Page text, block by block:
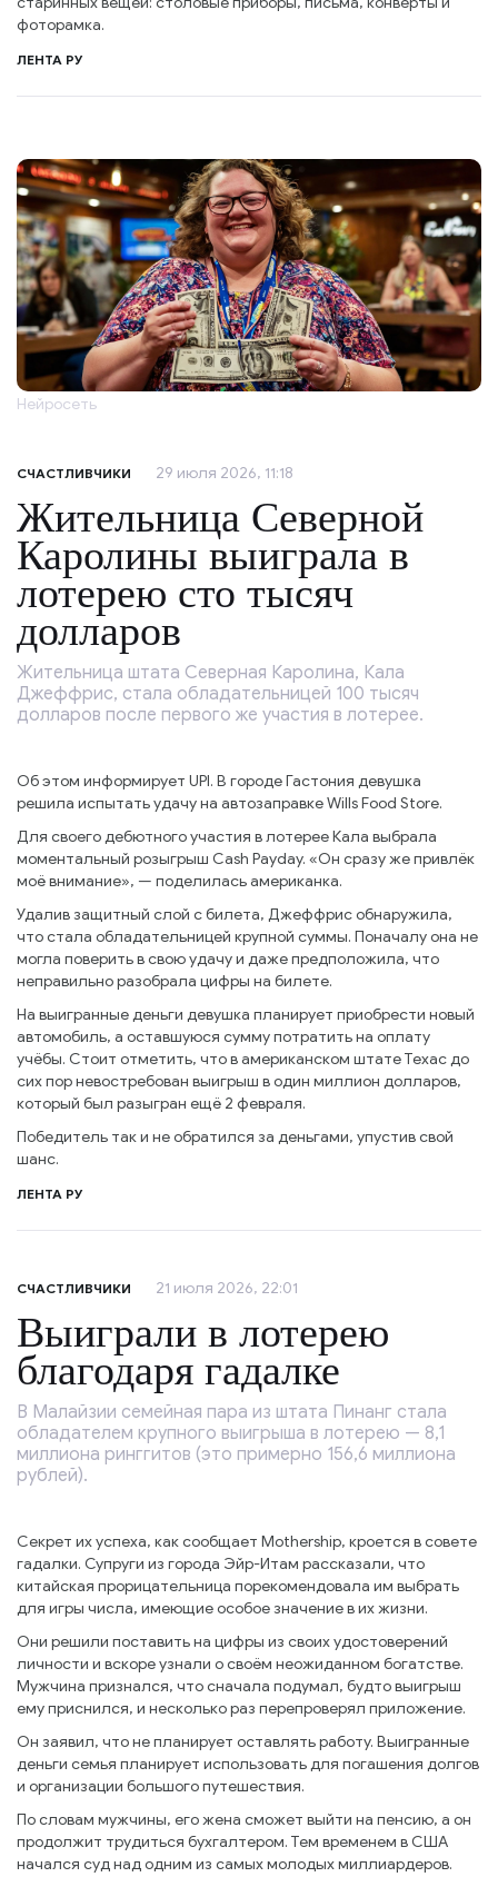
фоторамка.
ЛЕНТА РУ
Нейросеть
СЧАСТЛИВЧИКИ 29 июля 2026, 11:18
Жительница Северной
Каролины выиграла в
лотерею сто тысяч
долларов
Жительница штата Северная Каролина, Кала
Джеффрис, стала обладательницей 100 тысяч
долларов после первого же участия в лотерее.
Об этом информирует UPI. В городе Гастония девушка
решила испытать удачу на автозаправке Wills Food Store.
Для своего дебютного участия в лотерее Кала выбрала
моментальный розыгрыш Cash Payday. «Он сразу же привлёк
моё внимание», — поделилась американка.
Удалив защитный слой с билета, Джеффрис обнаружила,
что стала обладательницей крупной суммы. Поначалу она не
могла поверить в свою удачу и даже предположила, что
неправильно разобрала цифры на билете.
На выигранные деньги девушка планирует приобрести новый
автомобиль, а оставшуюся сумму потратить на оплату
учёбы. Стоит отметить, что в американском штате Техас до
сих пор невостребован выигрыш в один миллион долларов,
который был разыгран ещё 2 февраля.
Победитель так и не обратился за деньгами, упустив свой
шанс.
ЛЕНТА РУ
СЧАСТЛИВЧИКИ 21 июля 2026, 22:01
Выиграли в лотерею
благодаря гадалке
В Малайзии семейная пара из штата Пинанг стала
обладателем крупного выигрыша в лотерею — 8,1
миллиона ринггитов (это примерно 156,6 миллиона
рублей).
Секрет их успеха, как сообщает Mothership, кроется в совете
гадалки. Супруги из города Эйр-Итам рассказали, что
китайская прорицательница порекомендовала им выбрать
для игры числа, имеющие особое значение в их жизни.
Они решили поставить на цифры из своих удостоверений
личности и вскоре узнали о своём неожиданном богатстве.
Мужчина признался, что сначала подумал, будто выигрыш
ему приснился, и несколько раз перепроверял приложение.
Он заявил, что не планирует оставлять работу. Выигранные
деньги семья планирует использовать для погашения долгов
и организации большого путешествия.
По словам мужчины, его жена сможет выйти на пенсию, а он
продолжит трудиться бухгалтером. Тем временем в США
начался суд над одним из самых молодых миллиардеров.